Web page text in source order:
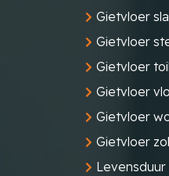
Gietvloer
Gietvloer
Gietvloer
Gietvloer
Gietvloer
Gietvloer